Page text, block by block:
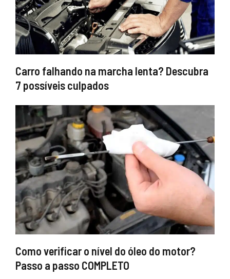
Carro falhando na marcha lenta? Descubra
7 possíveis culpados
Como verificar o nível do óleo do motor?
Passo a passo COMPLETO